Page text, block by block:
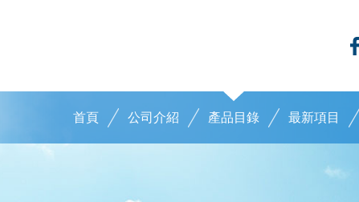
首頁 公司介紹 產品目錄 最新項目